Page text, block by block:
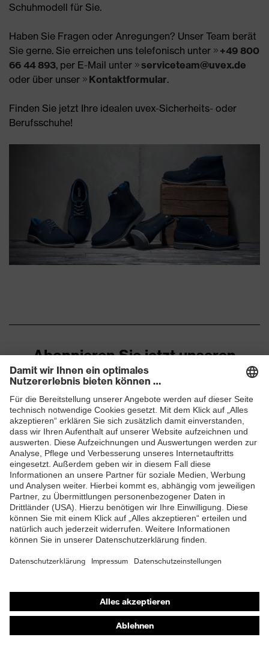
Schuhmodell für Sie.
Haben Sie Fragen oder Anregungen? Unser Team berät
Sie gerne. Sie erreichen uns telefonisch unter
+49 800
66 44 893, per E-Mail unter
serviceteam@uvex.de
oder über unser
Kontaktformular.
Finden Sie jetzt Ihre idealen uvex-Sicherheits- oder
Berufsschuhe!
Abonnieren Sie jetzt unseren
Newsletter
ZUM NEWSLETTER ANMELDEN
Online-Shop für B2B-Kunden
Online-Shop für Personaldienstleister